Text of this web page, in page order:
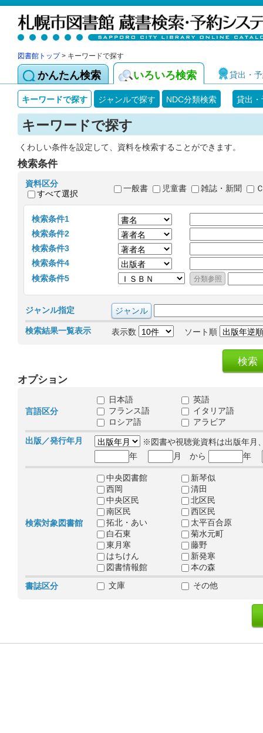
図書館トップ> キーワードで探す
かんたん検索 いろいろ検索 貸出・
キーワードで探す ジャンルで探す NDC分類検索 貸出
キーワードで探す
くわしい条件を設定して、資料を検索することができます。
検索条件
資料区分
すべて選択
一般書 児童書 雑誌・新聞
検索条件1
検索条件2
検索条件3
検索条件4
検索条件5
ジャンル指定
検索結果一覧表示 表示数 ソート順
オプション
言語区分
日本語
英語
フランス語
イタリア語
ロシア語
アラビア
出版／発行年月
※図書や視聴覚資料は出版年月
年
月 から 年
検索対象図書館
中央図書館
新琴似
西岡
清田
中央区民
北区民
南区民
西区民
拓北・あい
太平百合原
白石東
菊水元町
東月寒
藤野
はちけん
新発寒
図書情報館
本の森
書誌区分
文庫 その他